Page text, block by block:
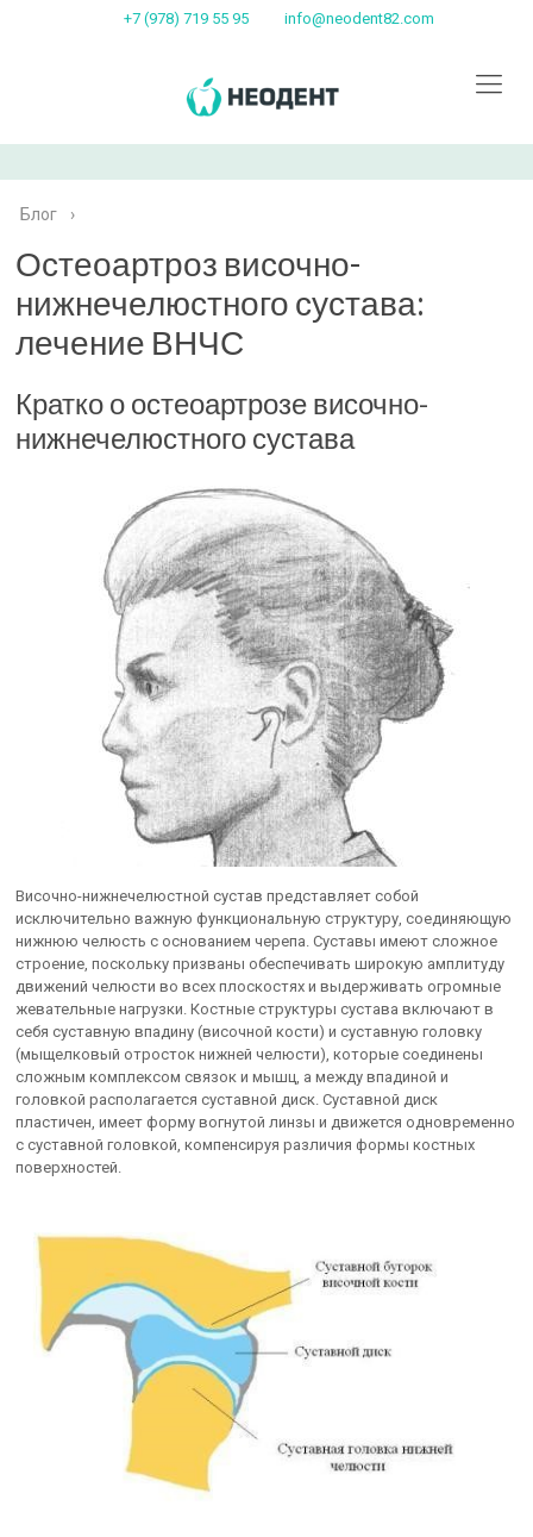
+7 (978) 719 55 95 info@neodent82.com
Блог ›
Остеоартроз височно-
нижнечелюстного сустава:
лечение ВНЧС
Кратко о остеоартрозе височно-
нижнечелюстного сустава
Височно-нижнечелюстной сустав представляет собой
исключительно важную функциональную структуру, соединяющую
нижнюю челюсть с основанием черепа. Суставы имеют сложное
строение, поскольку призваны обеспечивать широкую амплитуду
движений челюсти во всех плоскостях и выдерживать огромные
жевательные нагрузки. Костные структуры сустава включают в
себя суставную впадину (височной кости) и суставную головку
(мыщелковый отросток нижней челюсти), которые соединены
сложным комплексом связок и мышц, а между впадиной и
головкой располагается суставной диск. Суставной диск
пластичен, имеет форму вогнутой линзы и движется одновременно
с суставной головкой, компенсируя различия формы костных
поверхностей.